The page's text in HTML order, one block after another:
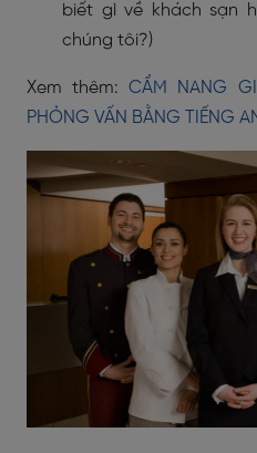
biết gì về khách sạn
chúng tôi?)
Xem thêm:CẨM NANG
PHỎNG VẤN BẰNG TIẾNG